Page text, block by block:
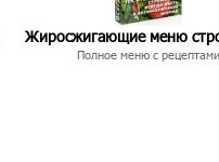
Жиросжигающие меню
Полное меню с рецептами